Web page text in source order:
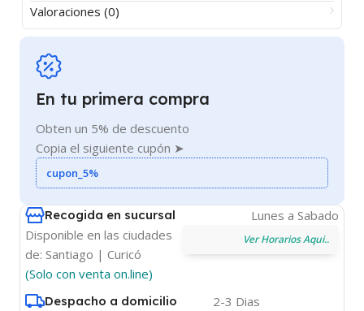
Valoraciones (0)
En tu primera compra
Obten un 5% de descuento
Copia el siguiente cupón ➤
cupon_5%
Recogida en sucursal
Disponible en las ciudades
de: Santiago | Curicó
(Solo con venta on.line)
Ver Horarios Aqui..
Lunes a Sabado
Despacho a domicilio 2-3 Dias